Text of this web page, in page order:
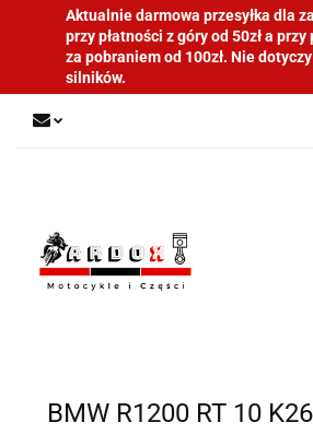
Aktualnie darmowa przesyłka dla
przy płatności z góry od 50zł a przy
za pobraniem od 100zł. Nie
silników.
BMW R1200 RT 10